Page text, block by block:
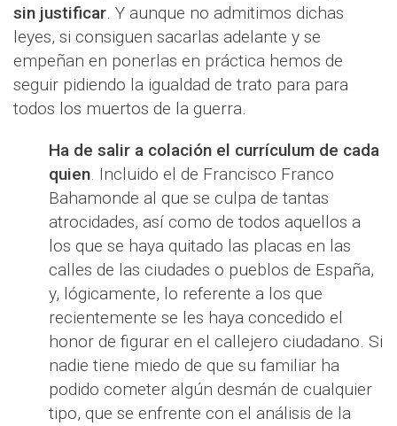
sin justificar. Y aunque no admitimos dichas
leyes, si consiguen sacarlas adelante y se
empeñan en ponerlas en práctica hemos de
seguir pidiendo la igualdad de trato para para
todos los muertos de la guerra.
Ha de salir a colación el currículum de cada
quien. Incluido el de Francisco Franco
Bahamonde al que se culpa de tantas
atrocidades, así como de todos aquellos a
los que se haya quitado las placas en las
calles de las ciudades o pueblos de España,
y, lógicamente, lo referente a los que
recientemente se les haya concedido el
honor de figurar en el callejero ciudadano. Si
nadie tiene miedo de que su familiar ha
podido cometer algún desmán de cualquier
tipo, que se enfrente con el análisis de la